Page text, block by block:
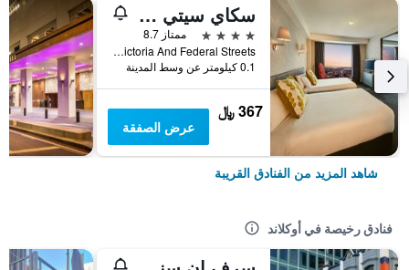
سكاي سيتي هوتل
4 نجوم
ممتاز 8.7
Corner Victoria And Federal Streets, أوكلاند, نيوزيلندا
0.1 كيلومتر عن وسط المدينة
367 ﷼
عرض الصفقة
شاهد المزيد من الفنادق القريبة
فنادق رخيصة في أوكلاند